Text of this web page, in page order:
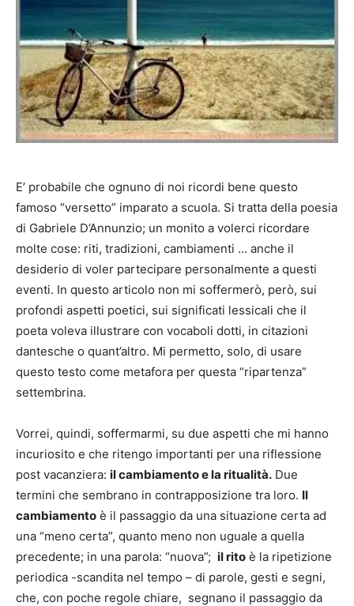
E’ probabile che ognuno di noi ricordi bene questo
famoso “versetto” imparato a scuola. Si tratta della poesia
di Gabriele D’Annunzio; un monito a volerci ricordare
molte cose: riti, tradizioni, cambiamenti … anche il
desiderio di voler partecipare personalmente a questi
eventi. In questo articolo non mi soffermerò, però, sui
profondi aspetti poetici, sui significati lessicali che il
poeta voleva illustrare con vocaboli dotti, in citazioni
dantesche o quant’altro. Mi permetto, solo, di usare
questo testo come metafora per questa “ripartenza”
settembrina.
Vorrei, quindi, soffermarmi, su due aspetti che mi hanno
incuriosito e che ritengo importanti per una riflessione
post vacanziera: il cambiamento e la ritualità. Due
termini che sembrano in contrapposizione tra loro. Il
cambiamento è il passaggio da una situazione certa ad
una “meno certa”, quanto meno non uguale a quella
precedente; in una parola: “nuova”; il rito è la ripetizione
periodica -scandita nel tempo – di parole, gesti e segni,
che, con poche regole chiare, segnano il passaggio da